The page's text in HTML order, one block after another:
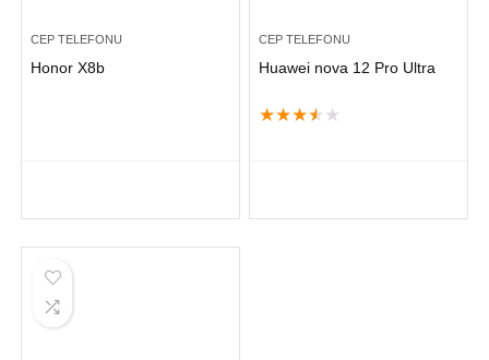
CEP TELEFONU
Honor X8b
CEP TELEFONU
Huawei nova 12 Pro Ultra
★★★★ ★